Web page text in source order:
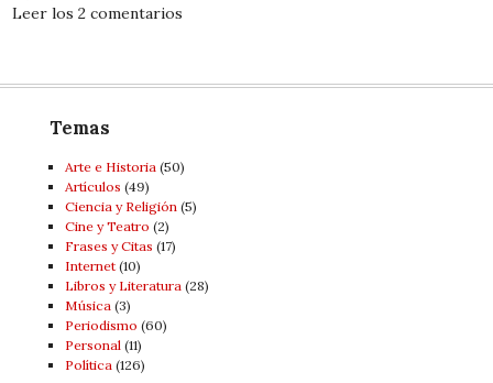
Leer los 2 comentarios
Temas
Arte e Historia(50)
Artí­culos (49)
Ciencia y Religión(5)
Cine y Teatro (2)
Frases y Citas (17)
Internet(10)
Libros y Literatura(28)
Música(3)
Periodismo (60)
Personal(11)
Política(126)